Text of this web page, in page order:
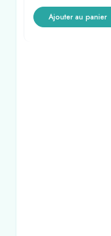
Ajouter au panier